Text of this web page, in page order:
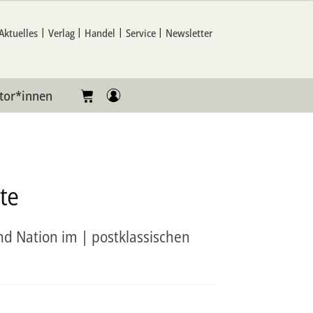
Verlag Handel Service Newsletter
Nation im | postklassischen